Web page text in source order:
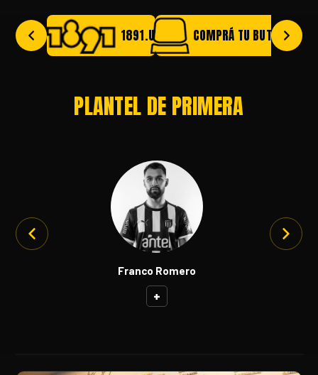
1891.UY COMPRÁ TU BUTACA AQUÍ
PLANTEL DE PRIMERA
Franco Romero
+